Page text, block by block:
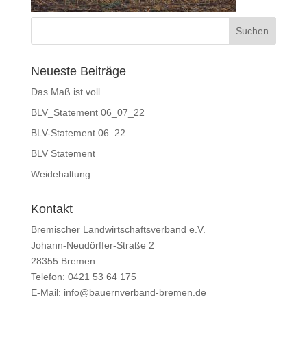
Neueste Beiträge
Das Maß ist voll
BLV_Statement 06_07_22
BLV-Statement 06_22
BLV Statement
Weidehaltung
Kontakt
Bremischer Landwirtschaftsverband e.V.
Johann-Neudörffer-Straße 2
28355 Bremen
Telefon: 0421 53 64 175
E-Mail: info@bauernverband-bremen.de